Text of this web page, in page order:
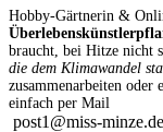
Hobby-Gärtnerin &
braucht, bei Hitze nicht
die dem Klimawandel
zusammenarbeiten oder
einfach per Mail
post1@miss-minze.de